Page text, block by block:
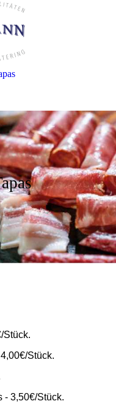
Stück.
Stück.
- 3,50€/Stück.